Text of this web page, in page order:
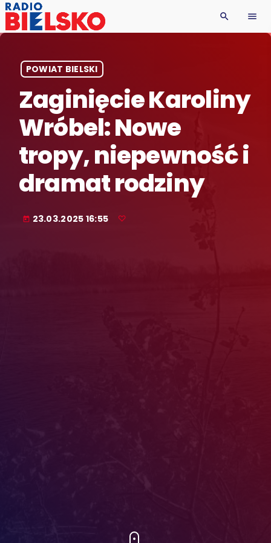
search menu
POWIAT BIELSKI
Zaginięcie Karoliny
Wróbel: Nowe
tropy, niepewność i
dramat rodziny
today 23.03.2025 16:55